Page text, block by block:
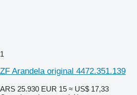
1
ZF Arandela original 4472.351.139
ARS 25.930 EUR 15 ≈ US$ 17,33